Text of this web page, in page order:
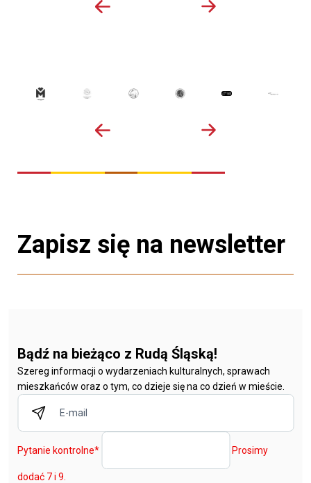
Zapisz się na newsletter
Bądź na bieżąco z Rudą Śląską!
Szereg informacji o wydarzeniach kulturalnych, sprawach
mieszkańców oraz o tym, co dzieje się na co dzień w mieście.
Pytanie kontrolne* Prosimy
dodać 7 i 9.